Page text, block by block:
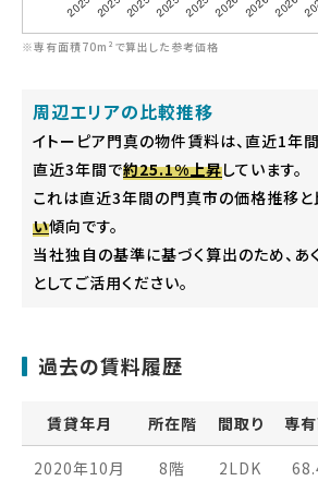
※専有面積70m²で算出した参考価格
周辺エリアの比較推移
イトーピア門真の物件賃料は、直近1年
直近3年間で約25.1%上昇しています。
これは直近3年間の門真市の価格推移と
い傾向です。
当社独自の基準に基づく算出のため、あ
としてご活用ください。
過去の賃料履歴
賃貸年月 所在階 間取り 専
2020年10月 8階 2LDK